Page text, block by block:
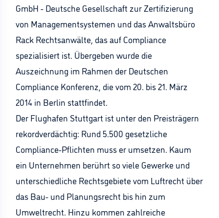
GmbH - Deutsche Gesellschaft zur Zertifizierung
von Managementsystemen und das Anwaltsbüro
Rack Rechtsanwälte, das auf Compliance
spezialisiert ist. Übergeben wurde die
Auszeichnung im Rahmen der Deutschen
Compliance Konferenz, die vom 20. bis 21. März
2014 in Berlin stattfindet.
Der Flughafen Stuttgart ist unter den Preisträgern
rekordverdächtig: Rund 5.500 gesetzliche
Compliance-Pflichten muss er umsetzen. Kaum
ein Unternehmen berührt so viele Gewerke und
unterschiedliche Rechtsgebiete vom Luftrecht über
das Bau- und Planungsrecht bis hin zum
Umweltrecht. Hinzu kommen zahlreiche